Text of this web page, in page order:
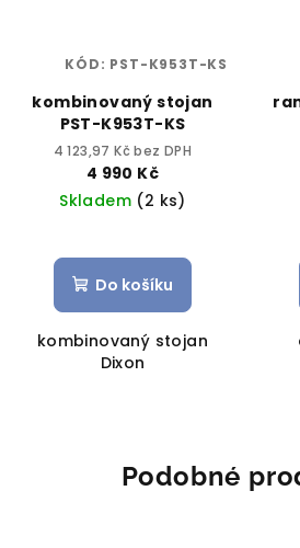
kombinovaný stojan
PST-K953T-KS
4 123,97 Kč bez DPH
4 990 Kč
Skladem (2 ks)
Do košíku
kombinovaný stojan
Dixon
KÓD: PST-K953T-KS
Podobné